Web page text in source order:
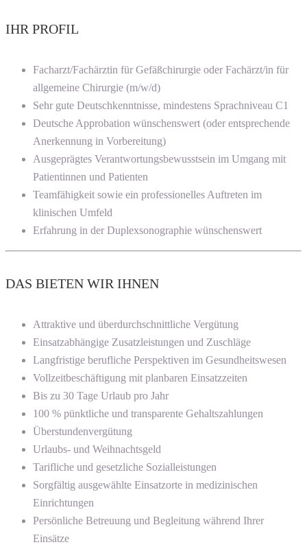
IHR PROFIL
Facharzt/Fachärztin für Gefäßchirurgie oder Fachärzt/in für
allgemeine Chirurgie (m/w/d)
Sehr gute Deutschkenntnisse, mindestens Sprachniveau C1
Deutsche Approbation wünschenswert (oder entsprechende
Anerkennung in Vorbereitung)
Ausgeprägtes Verantwortungsbewusstsein im Umgang mit
Patientinnen und Patienten
Teamfähigkeit sowie ein professionelles Auftreten im
klinischen Umfeld
Erfahrung in der Duplexsonographie wünschenswert
DAS BIETEN WIR IHNEN
Attraktive und überdurchschnittliche Vergütung
Einsatzabhängige Zusatzleistungen und Zuschläge
Langfristige berufliche Perspektiven im Gesundheitswesen
Vollzeitbeschäftigung mit planbaren Einsatzzeiten
Bis zu 30 Tage Urlaub pro Jahr
100 % pünktliche und transparente Gehaltszahlungen
Überstundenvergütung
Urlaubs- und Weihnachtsgeld
Tarifliche und gesetzliche Sozialleistungen
Sorgfältig ausgewählte Einsatzorte in medizinischen
Einrichtungen
Persönliche Betreuung und Begleitung während Ihrer
Einsätze